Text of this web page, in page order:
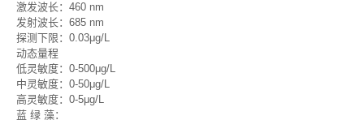
激发波长：460 nm
发射波长：685 nm
探测下限：0.03μg/L
动态量程
低灵敏度：0-500μg/L
中灵敏度：0-50μg/L
高灵敏度：0-5μg/L
蓝 绿 藻：